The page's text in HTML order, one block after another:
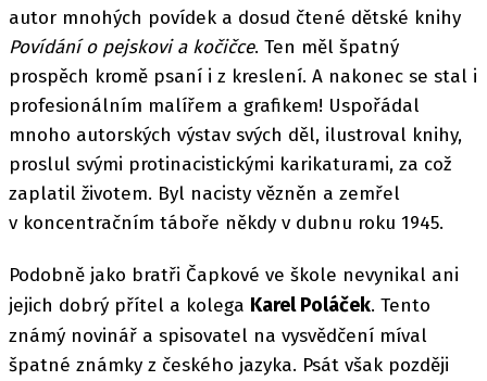
autor mnohých povídek a dosud čtené dětské knihy
Povídání o pejskovi a kočičce. Ten měl špatný
prospěch kromě psaní i z kreslení. A nakonec se stal i
profesionálním malířem a grafikem! Uspořádal
mnoho autorských výstav svých děl, ilustroval knihy,
proslul svými protinacistickými karikaturami, za což
zaplatil životem. Byl nacisty vězněn a zemřel
v koncentračním táboře někdy v dubnu roku 1945.
Podobně jako bratři Čapkové ve škole nevynikal ani
jejich dobrý přítel a kolega Karel Poláček. Tento
známý novinář a spisovatel na vysvědčení míval
špatné známky z českého jazyka. Psát však později